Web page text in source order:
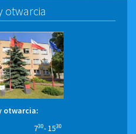
otwarcia
otwarcia:
30- 1530